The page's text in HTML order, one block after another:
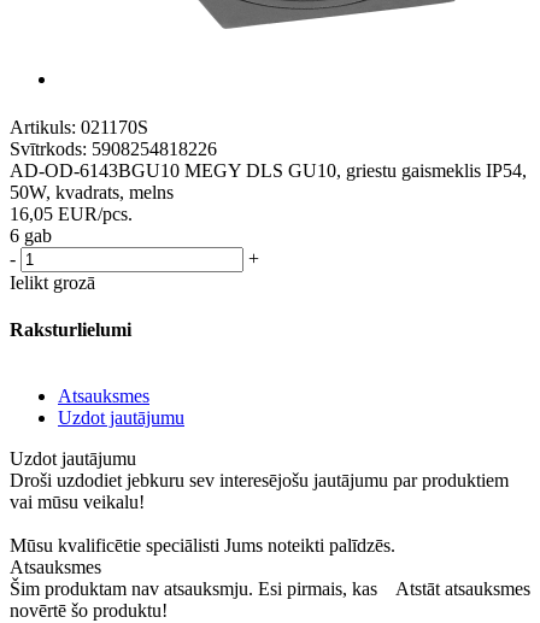
Artikuls: 021170S
Svītrkods: 5908254818226
AD-OD-6143BGU10 MEGY DLS GU10, griestu gaismeklis IP54,
50W, kvadrats, melns
16,05 EUR/pcs.
6 gab
-
+
Ielikt grozā
Raksturlielumi
Atsauksmes
Uzdot jautājumu
Uzdot jautājumu
Droši uzdodiet jebkuru sev interesējošu jautājumu par produktiem
vai mūsu veikalu!
Mūsu kvalificētie speciālisti Jums noteikti palīdzēs.
Atsauksmes
Atstāt atsauksmes
Šim produktam nav atsauksmju. Esi pirmais, kas
novērtē šo produktu!